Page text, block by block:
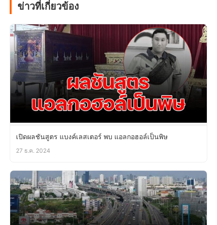
ข่าวที่เกี่ยวข้อง
เปิดผลชันสูตร แบงค์เลสเตอร์ พบ แอลกอฮอล์เป็นพิษ
27 ธ.ค. 2024